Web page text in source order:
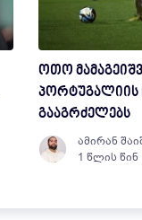
ოთო
პორტუგალიის
გააგრძელებს
ამირან
1 წლის წინ